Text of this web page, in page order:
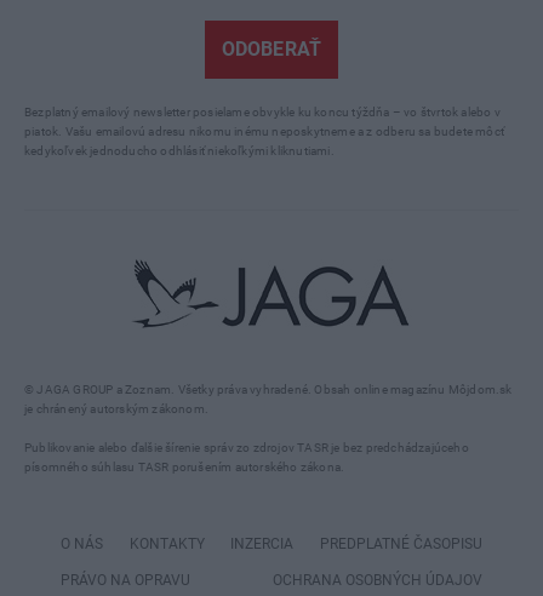
© JAGA GROUP a Zoznam. Všetky práva vyhradené. Obsah online magazínu Môjdom.sk
je chránený autorským zákonom.
Publikovanie alebo ďalšie šírenie správ zo zdrojov TASR je bez predchádzajúceho
písomného súhlasu TASR porušením autorského zákona.
ODOBERAŤ
Bezplatný emailový newsletter posielame obvykle ku koncu týždňa – vo štvrtok alebo v
piatok. Vašu emailovú adresu nikomu inému neposkytneme a z odberu sa budete môcť
kedykoľvek jednoducho odhlásiť niekoľkými kliknutiami.
O NÁS KONTAKTY INZERCIA PREDPLATNÉ ČASOPISU
PRÁVO NA OPRAVU OCHRANA OSOBNÝCH ÚDAJOV